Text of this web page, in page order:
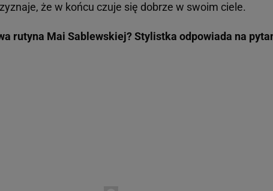
że w końcu czuje się dobrze w swoim ciele.
rutyna Mai Sablewskiej? Stylistka odpowiada na